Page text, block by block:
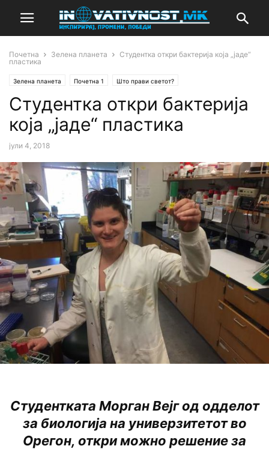
Почетна Зелена планета
Студентка откри бактерија која „јаде“
пластика
Зелена планета Почетна 1 Што прави светот?
Студентка откри бактерија
која „јаде“ пластика
јули 4, 2018
Студентката Морган Вејг од одделот
за биологија на универзитетот во
Орегон, откри можно решение за